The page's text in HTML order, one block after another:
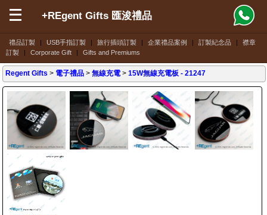
禮品訂製 | USB手指訂製 | 旅行插頭訂製 | 企業禮品案例 | 訂製紀念品 |
襟章
訂製
| Corporate Gift | Gifts and Premiums
+REgent Gifts 匯浚禮品
Regent Gifts > 電子禮品 >無線充電 >15W無線充電板 - 21247